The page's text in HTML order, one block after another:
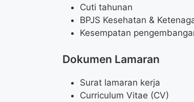
Cuti tahunan
BPJS Kesehatan &
Kesempatan
Dokumen Lamaran
Surat lamaran kerja
Curriculum Vitae (CV)